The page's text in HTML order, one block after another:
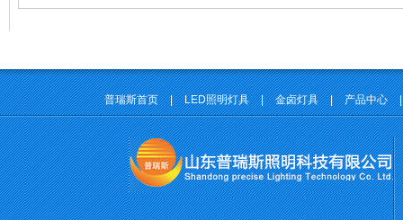
普瑞斯首页 | LED照明灯具 | 金卤灯具 | 产品中心 |